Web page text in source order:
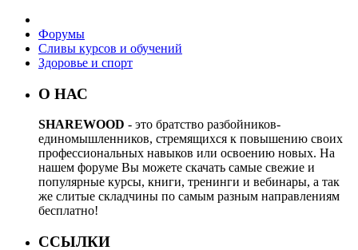
Форумы
Сливы курсов и обучений
Здоровье и спорт
О НАС
SHAREWOOD - это братство разбойников-
единомышленников, стремящихся к повышению своих
профессиональных навыков или освоению новых. На
нашем форуме Вы можете скачать самые свежие и
популярные курсы, книги, тренинги и вебинары, а так
же слитые складчины по самым разным направлениям
бесплатно!
ССЫЛКИ